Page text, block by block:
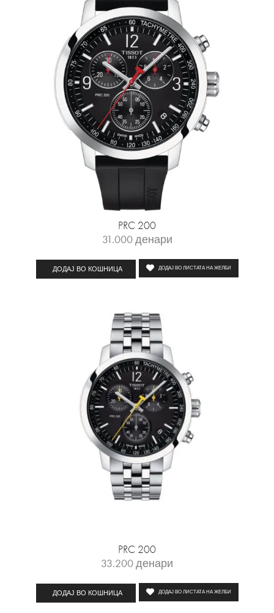
PRC 200
31.000денари
ДОДАЈ ВО КОШНИЦА ДОДАЈ ВО ЛИСТАТА НА ЖЕЛБИ
PRC 200
33.200денари
ДОДАЈ ВО КОШНИЦА ДОДАЈ ВО ЛИСТАТА НА ЖЕЛБИ